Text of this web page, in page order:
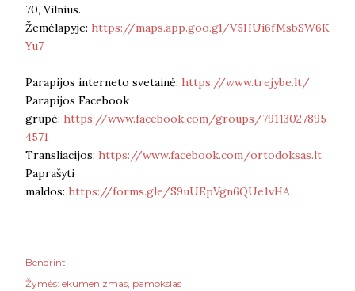
70, Vilnius.
Žemėlapyje: https://maps.app.goo.gl/V5HUi6fMsbSW6K
Yu7
Parapijos interneto svetainė: https://www.trejybe.lt/
Parapijos Facebook
grupė: https://www.facebook.com/groups/79113027895
4571
Transliacijos: https://www.facebook.com/ortodoksas.lt
Paprašyti
maldos: https://forms.gle/S9uUEpVgn6QUe1vHA
Bendrinti
Žymės: ekumenizmas pamokslas